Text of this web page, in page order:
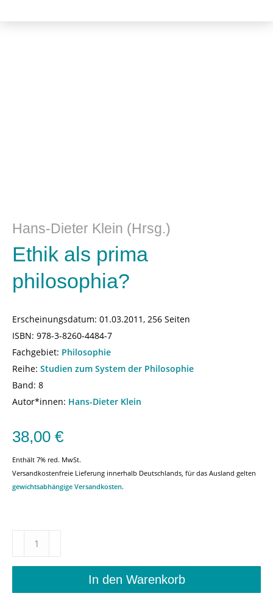
Hans-Dieter Klein (Hrsg.)
Ethik als prima
philosophia?
Erscheinungsdatum: 01.03.2011, 256 Seiten
ISBN: 978-3-8260-4484-7
Fachgebiet: Philosophie
Reihe: Studien zum System der Philosophie
Band: 8
Autor*innen: Hans-Dieter Klein
38,00 €
Enthält 7% red. MwSt.
Versandkostenfreie Lieferung innerhalb Deutschlands, für das Ausland gelten
gewichtsabhängige Versandkosten.
–
In den Warenkorb